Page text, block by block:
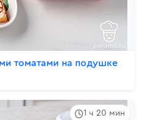
томатами на подушке
1 ч 20 мин